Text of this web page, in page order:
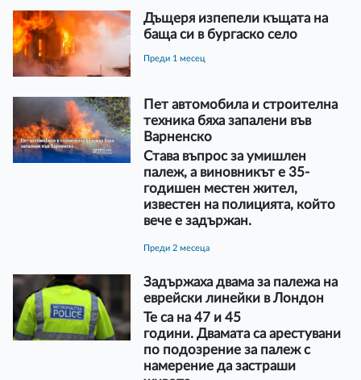
Дъщеря изпепели къщата на
баща си в бургаско село
преди 1 месец
Пет автомобила и строителна
техника бяха запалени във
Варненско
Става въпрос за умишлен
палеж, а виновникът е 35-
годишен местен жител,
известен на полицията, който
вече е задържан.
преди 2 месеца
Задържаха двама за палежа на
еврейски линейки в Лондон
Те са на 47 и 45
години. Двамата са арестувани
по подозрение за палеж с
намерение да застраши